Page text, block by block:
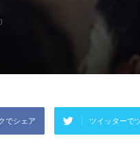
でシェア ツイッターで